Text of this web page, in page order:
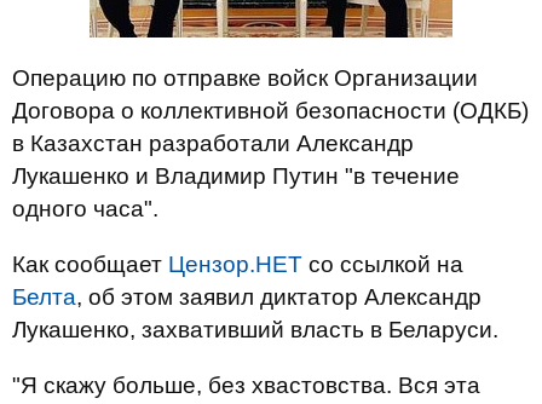
Операцию по отправке войск Организации
Договора о коллективной безопасности (ОДКБ)
в Казахстан разработали Александр
Лукашенко и Владимир Путин "в течение
одного часа".
Как сообщает Цензор.НЕТ со ссылкой на
Белта, об этом заявил диктатор Александр
Лукашенко, захвативший власть в Беларуси.
"Я скажу больше, без хвастовства. Вся эта